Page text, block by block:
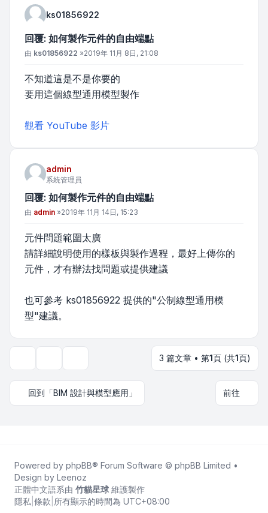
ks01856922
回覆: 如何製作元件的自由端點
文章
由 ks01856922 »2019年 11月 8日, 21:08
不知道這是不是你要的
要用這個線型通用模型製作
觀看 YouTube 影片
admin
系統管理員
回覆: 如何製作元件的自由端點
文章
由 admin »2019年 11月 14日, 15:23
元件問題範圍太廣
請詳細說明使用的樣板與製作過程，最好上傳你的
元件，才有辦法找問題或提供建議
也可參考 ks01856922 提供的"公制線型通用模
型"建議。
3 篇文章 • 第1頁 (共1頁)
回到「BIM 設計與模型應用」 前往
Powered by phpBB® Forum Software © phpBB Limited •
Design by Leenoz
正體中文語系由 竹貓星球 維護製作
隱私 條款 所有顯示的時間為 UTC+08:00